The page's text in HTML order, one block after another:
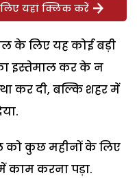
यहां क्लिक करें
के लिए यह कोई बड़ी
इस्तेमाल कर के न
कर दी, बल्कि शहर में
को कुछ महीनों के लिए
काम करना पड़ा.